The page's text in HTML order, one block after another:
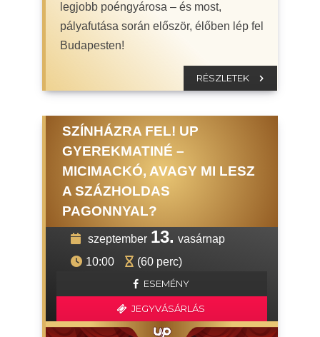
legjobb poéngyárosa – és most,
pályafutása során először, élőben lép fel
Budapesten!
RÉSZLETEK
SZÍNHÁZRA FEL! UP
GYEREKMATINÉ –
MICIMACKÓ, AVAGY MI LESZ
A SZÁZHOLDAS
PAGONNYAL?
szeptember 13. vasárnap
10:00
(60 perc)
ESEMÉNY
JEGYVÁSÁRLÁS